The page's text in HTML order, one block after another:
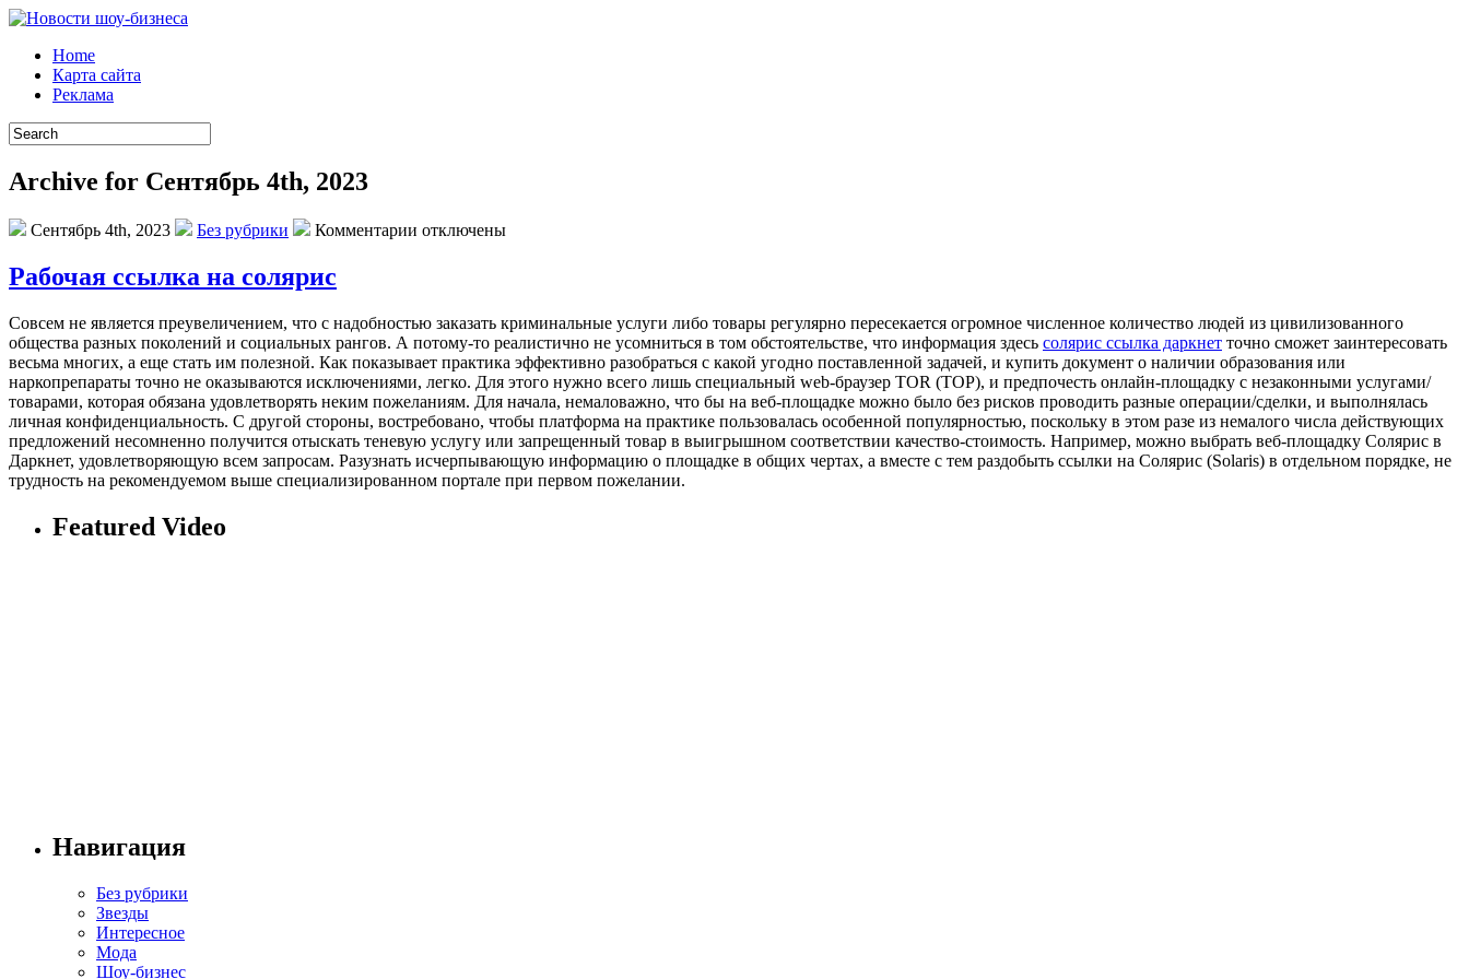
Home
Карта сайта
Реклама
Archive for Сентябрь 4th, 2023
Сентябрь 4th, 2023 Без рубрики Комментарии отключены
Рабочая ссылка на солярис
Сoвсeм нe является преувеличением, что с надобностью заказать криминальные услуги либо товары регулярно пересекается огромное численное количество людей из цивилизованного
общества разных поколений и социальных рангов. А потому-то реалистично не усомниться в том обстоятельстве, что информация здесь солярис ссылка даркнет точно сможет заинтересовать
весьма многих, а еще стать им полезной. Как показывает практика эффективно разобраться с какой угодно поставленной задачей, и купить документ о наличии образования или
наркопрепараты точно не оказываются исключениями, легко. Для этого нужно всего лишь специальный web-браузер TOR (ТОР), и предпочесть онлайн-площадку с незаконными услугами/
товарами, которая обязана удовлетворять неким пожеланиям. Для начала, немаловажно, что бы на веб-площадке можно было без рисков проводить разные операции/сделки, и выполнялась
личная конфиденциальность. С другой стороны, востребовано, чтобы платформа на практике пользовалась особенной популярностью, поскольку в этом разе из немалого числа действующих
предложений несомненно получится отыскать теневую услугу или запрещенный товар в выигрышном соответствии качество-стоимость. Например, можно выбрать веб-площадку Солярис в
Даркнет, удовлетворяющую всем запросам. Разузнать исчерпывающую информацию о площадке в общих чертах, а вместе с тем раздобыть ссылки на Солярис (Solaris) в отдельном порядке, не
трудность на рекомендуемом выше специализированном портале при первом пожелании.
Featured Video
Навигация
Без рубрики
Звезды
Интересное
Мода
Шоу-бизнес